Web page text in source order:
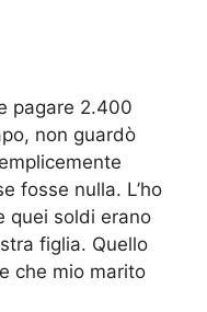
pagare 2.400
non guardò
fosse nulla. L’ho
quei soldi erano
figlia. Quello
che mio marito